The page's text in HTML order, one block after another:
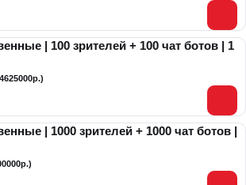
| 100 зрителей + 100 чат ботов | 1
| 1000 зрителей + 1000 чат ботов |